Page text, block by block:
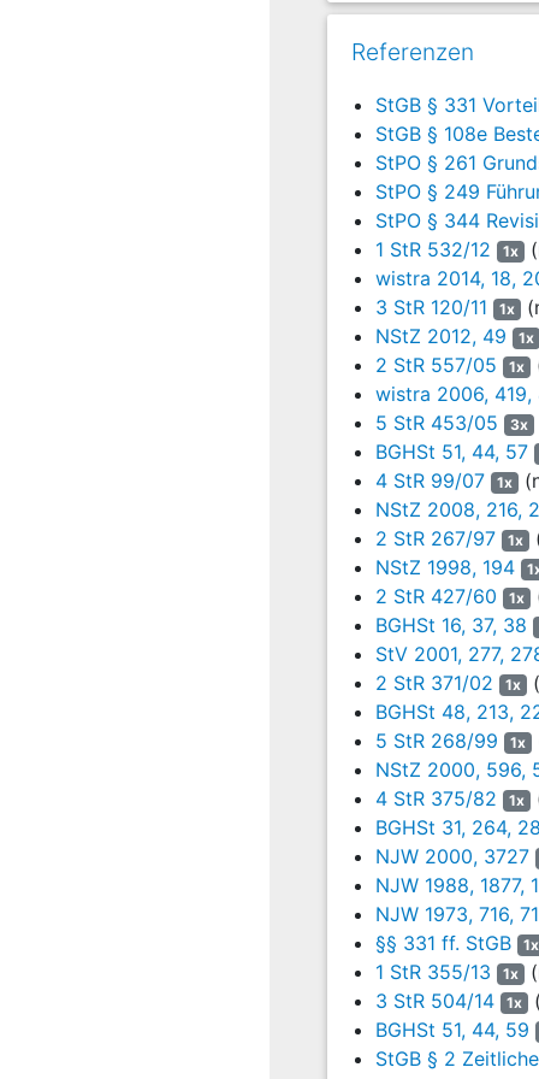
diesem noch zu
der j. -H. AG in
geplante Errichtung
Tätigkeiten, u. a.
der j. -H. AG mit
6
In der
D. beauftragte
Vorgehensweise, wie
Ausführung dieses
Möglichkeiten zur
Diesen und weitere
nebst seinen
8,5 Manntagen in Höhe
7
Schon Ende
der j. -Gruppe
Windvorranggebiete
Stadtplanerin, anhand
von der Zeugin
mit dem Ansinnen
Gruppe per Email den
instruierte die Zeugin
später selbst
Obwohl der
geäußerter Bedenken
November 2010
ab.
8
Bereits zuvor hatte
die Verordnung
dergestalt zu
beauftragt, sich gegen
Problematik, worauf
Anschluss an die
Dieser riet dazu, dass
Gespräch
H. AG am 3. Januar
Referenzen
StGB § 331
StGB § 108e
StPO § 261
StPO § 249
StPO § 344
1 StR 532/12 1x
wistra 2014, 18,
3 StR 120/11
1x
NStZ 2012, 49
1x
2 StR 557/05
1x
wistra 2006, 419,
5 StR 453/05
3x
BGHSt 51, 44, 57
4 StR 99/07
1x
NStZ 2008, 216,
2 StR 267/97
1x
NStZ 1998, 194
2 StR 427/60
1x
BGHSt 16, 37, 38
StV 2001, 277,
2 StR 371/02
1x
BGHSt 48, 213,
5 StR 268/99
1x
NStZ 2000, 596,
4 StR 375/82
1x
BGHSt 31, 264,
NJW 2000, 3727
NJW 1988, 1877,
NJW 1973, 716,
§§ 331 ff. StGB
1x
1 StR 355/13
1x
3 StR 504/14
1x
BGHSt 51, 44, 59
StGB § 2